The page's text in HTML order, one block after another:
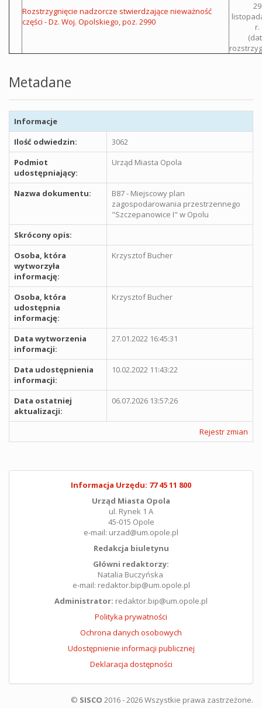
Rozstrzygnięcie nadzorcze stwierdzające nieważność
części - Dz. Woj. Opolskiego, poz. 2990
29
r.
Metadane
Informacje
Ilość odwiedzin:
3062
Podmiot
udostępniający:
Urząd Miasta Opola
Nazwa dokumentu:
B87 - Miejscowy plan
zagospodarowania przestrzennego
"Szczepanowice I" w Opolu
Skrócony opis:
Osoba, która
wytworzyła
informację:
Krzysztof Bucher
Osoba, która
udostępnia
informację:
Krzysztof Bucher
Data wytworzenia
informacji:
27.01.2022 16:45:31
Data udostępnienia
informacji:
10.02.2022 11:43:22
Data ostatniej
aktualizacji:
06.07.2026 13:57:26
Rejestr zmian
Informacja Urzędu: 77 45 11 800
Urząd Miasta Opola
ul. Rynek 1 A
45-015 Opole
e-mail: urzad@um.opole.pl
Redakcja biuletynu
Główni redaktorzy:
Natalia Buczyńska
e-mail: redaktor.bip@um.opole.pl
Administrator: redaktor.bip@um.opole.pl
Polityka prywatności
Ochrona danych osobowych
Udostępnienie informacji publicznej
Deklaracja dostępności
© SISCO 2016 - 2026 Wszystkie prawa zastrzeżone.